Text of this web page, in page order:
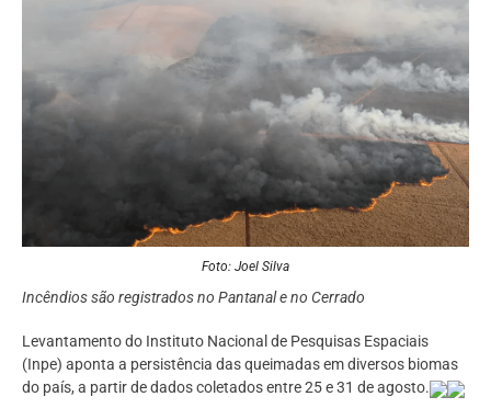
Foto: Joel Silva
Incêndios são registrados no Pantanal e no Cerrado
Levantamento do Instituto Nacional de Pesquisas Espaciais
(Inpe) aponta a persistência das queimadas em diversos biomas
do país, a partir de dados coletados entre 25 e 31 de agosto.